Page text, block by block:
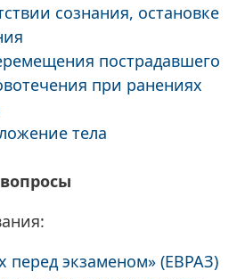
сознания, остановке
пострадавшего
при ранениях
тела
перед экзаменом» (ЕВРАЗ)